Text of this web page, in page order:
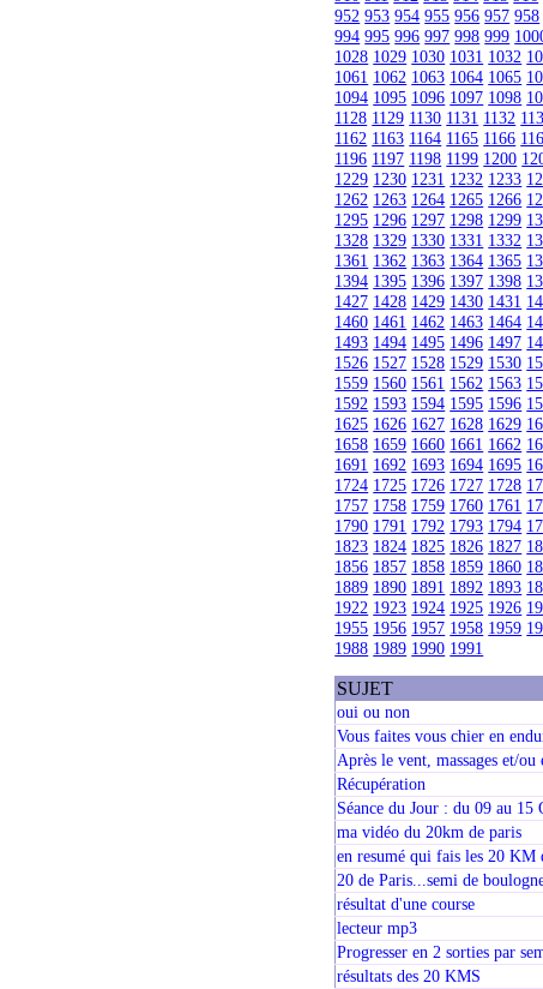
952 953 954 955 956 957 958
994 995 996 997 998 999
1028 1029 1030 1031 1032
1061 1062 1063 1064 1065
1094 1095 1096 1097 1098
1128 1129 1130 1131 1132
1162 1163 1164 1165 1166
1196 1197 1198 1199 1200
1229 1230 1231 1232 1233
1262 1263 1264 1265 1266
1295 1296 1297 1298 1299
1328 1329 1330 1331 1332
1361 1362 1363 1364 1365
1394 1395 1396 1397 1398
1427 1428 1429 1430 1431
1460 1461 1462 1463 1464
1493 1494 1495 1496 1497
1526 1527 1528 1529 1530
1559 1560 1561 1562 1563
1592 1593 1594 1595 1596
1625 1626 1627 1628 1629
1658 1659 1660 1661 1662
1691 1692 1693 1694 1695
1724 1725 1726 1727 1728
1757 1758 1759 1760 1761
1790 1791 1792 1793 1794
1823 1824 1825 1826 1827
1856 1857 1858 1859 1860
1889 1890 1891 1892 1893
1922 1923 1924 1925 1926
1955 1956 1957 1958 1959
1988 1989 1990 1991
SUJET
oui ou non
Vous faites vous chier en
Après le vent, massages et/ou
Récupération
Séance du Jour : du 09 au 15
ma vidéo du 20km de paris
en resumé qui fais les 20 KM
20 de Paris...semi de
résultat d'une course
lecteur mp3
Progresser en 2 sorties par
résultats des 20 KMS